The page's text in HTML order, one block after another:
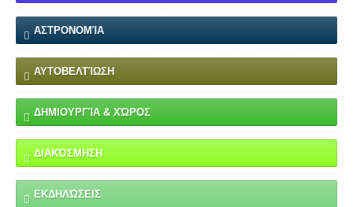
ΑΣΤΡΟΝΟΜΊΑ
ΑΥΤΟΒΕΛΤΊΩΣΗ
ΔΗΜΙΟΥΡΓΊΑ & ΧΏΡΟΣ
ΔΙΑΚΌΣΜΗΣΗ
ΕΚΔΗΛΏΣΕΙΣ